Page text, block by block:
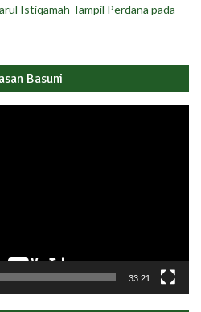
Istiqamah Tampil Perdana pada
Basuni
33:21